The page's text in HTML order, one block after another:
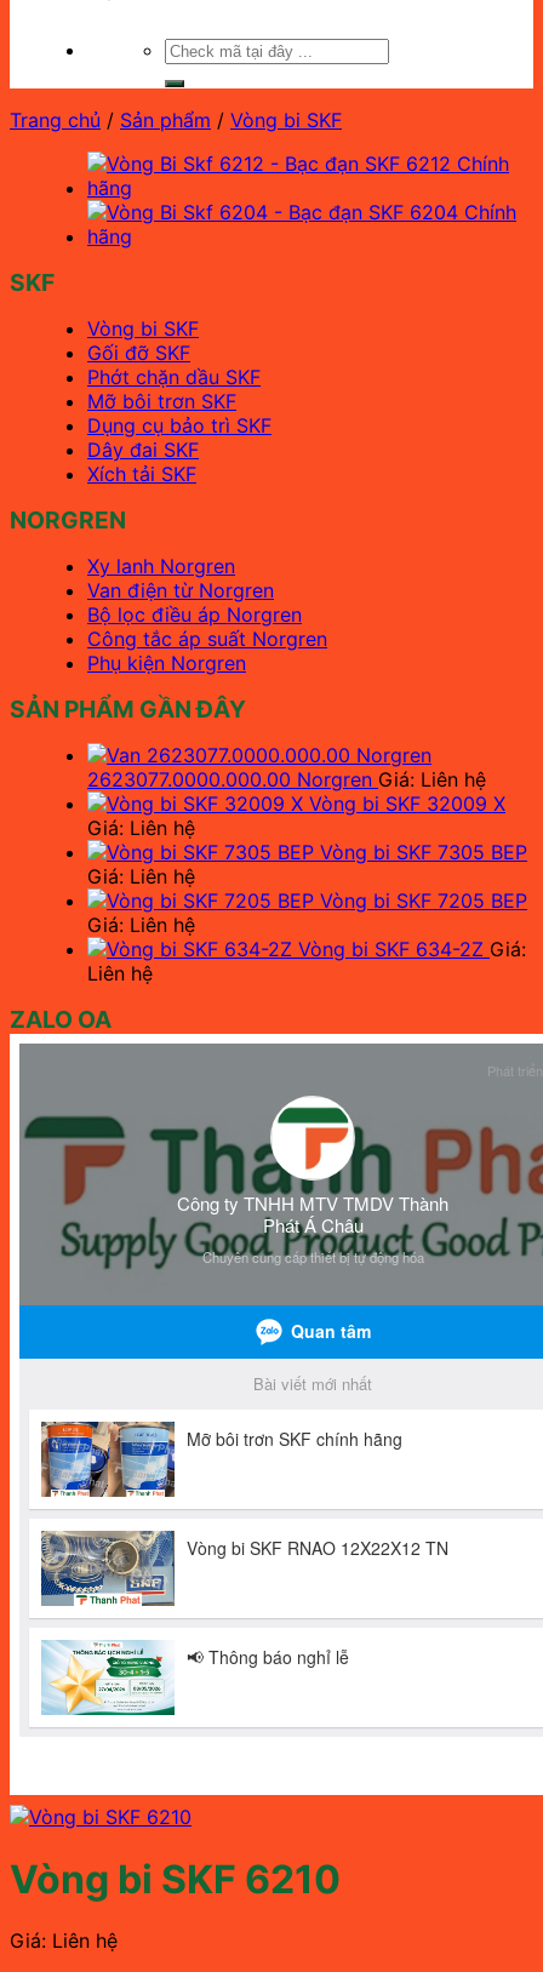
Tìm
Trang chủ / Sản phẩm / Vòng bi SKF
SKF
Vòng bi SKF
Gối đỡ SKF
Phớt chặn dầu SKF
Mỡ bôi trơn SKF
Dụng cụ bảo trì SKF
Dây đai SKF
Xích tải SKF
NORGREN
Xy lanh Norgren
Van điện từ Norgren
Bộ lọc điều áp Norgren
Công tắc áp suất Norgren
Phụ kiện Norgren
SẢN PHẨM GẦN ĐÂY
2623077.0000.000.00 Norgren Giá: Liên hệ
Vòng bi SKF 32009 X
Giá: Liên hệ
Vòng bi SKF 7305 BEP
Giá: Liên hệ
Vòng bi SKF 7205 BEP
Giá: Liên hệ
Vòng bi SKF 634-2Z Giá:
Liên hệ
ZALO OA
Vòng bi SKF 6210
Giá: Liên hệ